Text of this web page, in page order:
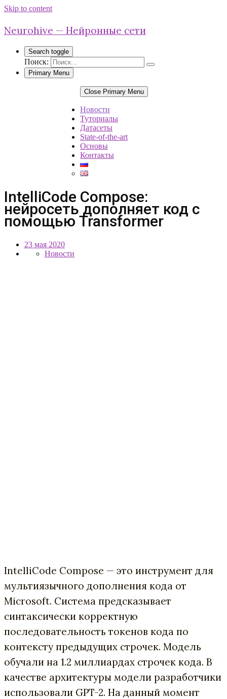
Skip to content
Neurohive — Нейронные сети
Search toggle
Поиск:
Primary Menu
Close Primary Menu
Новости
Туториалы
Датасеты
State-of-the-art
Основы
Контакты
IntelliCode Compose:
нейросеть дополняет код с
помощью Transformer
23 мая 2020
Новости
IntelliCode Compose — это инструмент для
мультиязычного дополнения кода от
Microsoft. Система предсказывает
синтаксически корректную
последовательность токенов кода по
контексту предыдущих строчек. Модель
обучали на 1.2 миллиардах строчек кода. В
качестве архитектуры модели разработчики
использовали GPT-2. На данный момент